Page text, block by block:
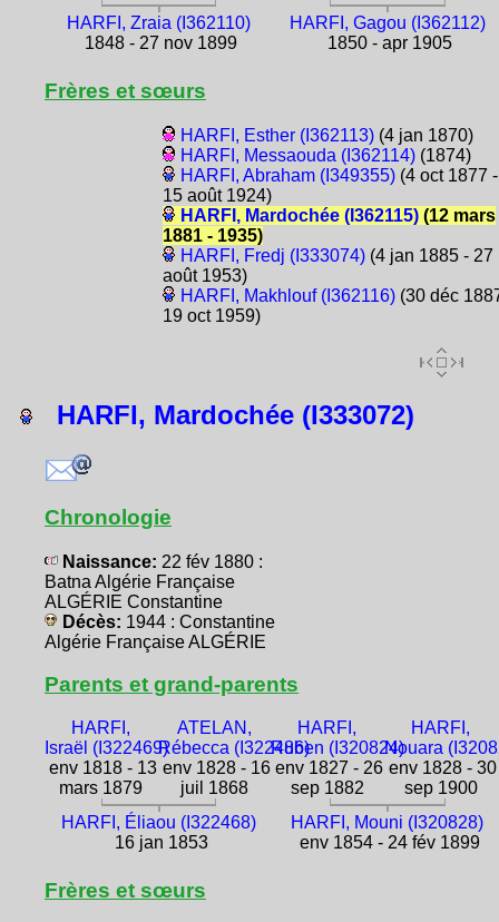
HARFI, Zraia (I362110)
1848 - 27 nov 1899
HARFI, Gagou (I362112)
1850 - apr 1905
Frères et sœurs
HARFI, Esther (I362113)(4 jan 1870)
HARFI, Messaouda (I362114)(1874)
HARFI, Abraham (I349355)(4 oct 1877 -
15 août 1924)
HARFI, Mardochée (I362115)(12 mars
1881 - 1935)
HARFI, Fredj (I333074)(4 jan 1885 - 27
août 1953)
HARFI, Makhlouf (I362116)(30 déc
19 oct 1959)
HARFI, Mardochée (I333072)
Chronologie
Naissance: 22 fév 1880 :
Batna Algérie Française
ALGÉRIE Constantine
Décès: 1944 : Constantine
Algérie Française ALGÉRIE
Parents et grand-parents
HARFI,
Israël (I322469)
env 1818 - 13
mars 1879
ATELAN,
Rébecca (I322486)
env 1828 - 16
juil 1868
HARFI,
Ruben (I320824)
env 1827 - 26
sep 1882
HARFI,
Nouara
env 1828 - 30
sep 1900
HARFI, Éliaou (I322468)
16 jan 1853
HARFI, Mouni (I320828)
env 1854 - 24 fév 1899
Frères et sœurs